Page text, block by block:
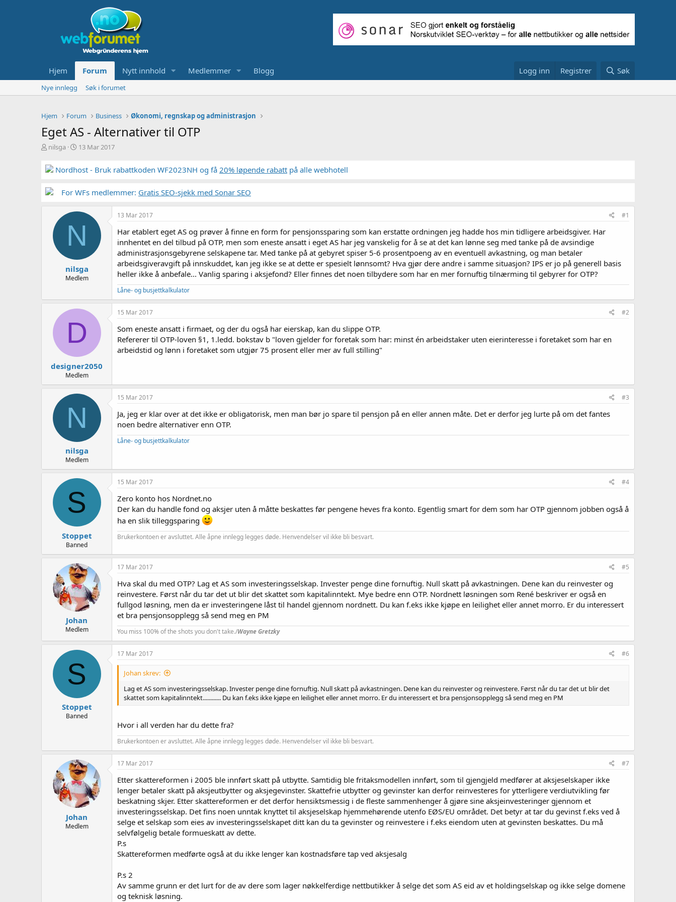
Hjem Forum Nytt innhold Medlemmer Blogg Logg inn Registrer Søk
Nye innlegg Søk i forumet
Hjem Forum Business Økonomi, regnskap og administrasjon
Eget AS - Alternativer til OTP
T
å
d
t
nilsga
S
r
d
t
13 Mar 2017
Nordhost - Bruk rabattkoden WF2023NH og få 20% løpende rabatt på alle webhotell
For WFs medlemmer: Gratis SEO-sjekk med Sonar SEO
N
nilsga
Medlem
13 Mar 2017 #1
Har etablert eget AS og prøver å finne en form for pensjonssparing som kan erstatte ordningen jeg hadde hos min tidligere arbeidsgiver. Har
innhentet en del tilbud på OTP, men som eneste ansatt i eget AS har jeg vanskelig for å se at det kan lønne seg med tanke på de avsindige
administrasjonsgebyrene selskapene tar. Med tanke på at gebyret spiser 5-6 prosentpoeng av en eventuell avkastning, og man betaler
arbeidsgiveravgift på innskuddet, kan jeg ikke se at dette er spesielt lønnsomt? Hva gjør dere andre i samme situasjon? IPS er jo på generell basis
heller ikke å anbefale... Vanlig sparing i aksjefond? Eller finnes det noen tilbydere som har en mer fornuftig tilnærming til gebyrer for OTP?
Låne- og busjettkalkulator
D
designer2050
Medlem
15 Mar 2017 #2
Som eneste ansatt i firmaet, og der du også har eierskap, kan du slippe OTP.
Refererer til OTP-loven §1, 1.ledd. bokstav b "loven gjelder for foretak som har: minst én arbeidstaker uten eierinteresse i foretaket som har en
arbeidstid og lønn i foretaket som utgjør 75 prosent eller mer av full stilling"
N
nilsga
Medlem
15 Mar 2017 #3
Ja, jeg er klar over at det ikke er obligatorisk, men man bør jo spare til pensjon på en eller annen måte. Det er derfor jeg lurte på om det fantes
noen bedre alternativer enn OTP.
Låne- og busjettkalkulator
S
Stoppet
Banned
15 Mar 2017 #4
Zero konto hos Nordnet.no
Der kan du handle fond og aksjer uten å måtte beskattes før pengene heves fra konto. Egentlig smart for dem som har OTP gjennom jobben også å
ha en slik tilleggsparing
Brukerkontoen er avsluttet. Alle åpne innlegg legges døde. Henvendelser vil ikke bli besvart.
Johan
Medlem
17 Mar 2017 #5
Hva skal du med OTP? Lag et AS som investeringsselskap. Invester penge dine fornuftig. Null skatt på avkastningen. Dene kan du reinvester og
reinvestere. Først når du tar det ut blir det skattet som kapitalinntekt. Mye bedre enn OTP. Nordnett løsningen som René beskriver er også en
fullgod løsning, men da er investeringene låst til handel gjennom nordnett. Du kan f.eks ikke kjøpe en leilighet eller annet morro. Er du interessert
et bra pensjonsopplegg så send meg en PM
You miss 100% of the shots you don't take./Wayne Gretzky
S
Stoppet
Banned
17 Mar 2017 #6
Johan skrev:
Lag et AS som investeringsselskap. Invester penge dine fornuftig. Null skatt på avkastningen. Dene kan du reinvester og reinvestere. Først når du tar det ut blir det
skattet som kapitalinntekt............ Du kan f.eks ikke kjøpe en leilighet eller annet morro. Er du interessert et bra pensjonsopplegg så send meg en PM
Hvor i all verden har du dette fra?
Brukerkontoen er avsluttet. Alle åpne innlegg legges døde. Henvendelser vil ikke bli besvart.
Johan
Medlem
17 Mar 2017 #7
Etter skattereformen i 2005 ble innført skatt på utbytte. Samtidig ble fritaksmodellen innført, som til gjengjeld medfører at aksjeselskaper ikke
lenger betaler skatt på aksjeutbytter og aksjegevinster. Skattefrie utbytter og gevinster kan derfor reinvesteres for ytterligere verdiutvikling før
beskatning skjer. Etter skattereformen er det derfor hensiktsmessig i de fleste sammenhenger å gjøre sine aksjeinvesteringer gjennom et
investeringsselskap. Det fins noen unntak knyttet til aksjeselskap hjemmehørende utenfo EØS/EU området. Det betyr at tar du gevinst f.eks ved å
selge et selskap som eies av investeringsselskapet ditt kan du ta gevinster og reinvestere i f.eks eiendom uten at gevinsten beskattes. Du må
selvfølgelig betale formueskatt av dette.
P.s
Skattereformen medførte også at du ikke lenger kan kostnadsføre tap ved aksjesalg
P.s 2
Av samme grunn er det lurt for de av dere som lager nøkkelferdige nettbutikker å selge det som AS eid av et holdingselskap og ikke selge domene
og teknisk løsning.